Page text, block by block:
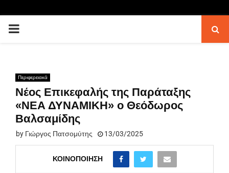
PRIMARY
Περιφερειακά
Νέος Επικεφαλής της Παράταξης
«ΝΕΑ ΔΥΝΑΜΙΚΗ» ο Θεόδωρος
Βαλσαμίδης
by Γιώργος Πατσομύτης 13/03/2025
ΚΟΙΝΟΠΟΊΗΣΗ